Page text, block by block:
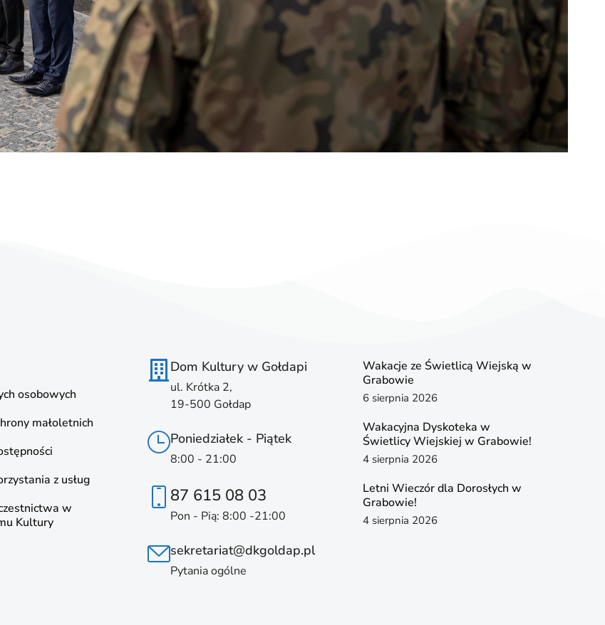
osobowych
małoletnich
z usług
w
Kultury
Dom Kultury w Gołdapi
ul. Krótka 2,
19-500 Gołdap
Poniedziałek - Piątek
8:00 - 21:00
87 615 08 03
Pon - Pią: 8:00 -21:00
sekretariat@dkgoldap.pl
Pytania ogólne
Wakacje ze Świetlicą Wiejską w
Grabowie
6 sierpnia 2026
Wakacyjna Dyskoteka w
Świetlicy Wiejskiej w Grabowie!
4 sierpnia 2026
Letni Wieczór dla Dorosłych w
Grabowie!
4 sierpnia 2026